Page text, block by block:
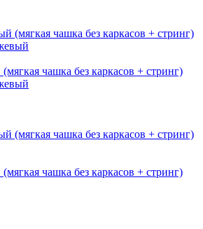
чашка без каркасов + стринг)
чашка без каркасов + стринг)